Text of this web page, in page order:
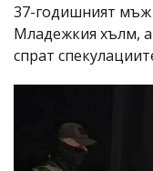
37-годишният мъж
Младежкия хълм,
спрат